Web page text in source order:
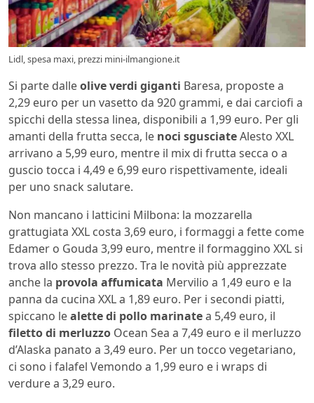
Lidl, spesa maxi, prezzi mini-ilmangione.it
Si parte dalleolive verdi giganti Baresa, proposte a
2,29 euro per un vasetto da 920 grammi, e dai carciofi a
spicchi della stessa linea, disponibili a 1,99 euro. Per gli
amanti della frutta secca, le noci sgusciateAlesto XXL
arrivano a 5,99 euro, mentre il mix di frutta secca o a
guscio tocca i 4,49 e 6,99 euro rispettivamente, ideali
per uno snack salutare.
Non mancano i latticini Milbona: la mozzarella
grattugiata XXL costa 3,69 euro, i formaggi a fette come
Edamer o Gouda 3,99 euro, mentre il formaggino XXL si
trova allo stesso prezzo. Tra le novità più apprezzate
anche la provola affumicata Mervilio a 1,49 euro e la
panna da cucina XXL a 1,89 euro. Per i secondi piatti,
spiccano lealette di pollo marinatea 5,49 euro, il
filetto di merluzzo Ocean Sea a 7,49 euro e il merluzzo
d’Alaska panato a 3,49 euro. Per un tocco vegetariano,
ci sono i falafel Vemondo a 1,99 euro e i wraps di
verdure a 3,29 euro.